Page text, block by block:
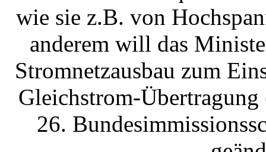
wie sie z.B. von
anderem will das
Stromnetzausbau zum
Gleichstrom-
26.